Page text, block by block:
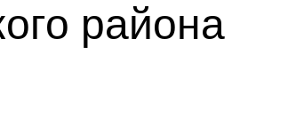
района